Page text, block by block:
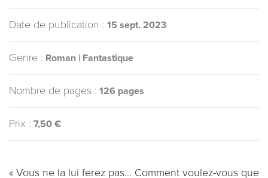
Date de publication : 15 sept. 2023
Genre : Roman | Fantastique
Nombre de pages : 126 pages
Prix : 7,50 €
« Vous ne la lui ferez pas… Comment voulez-vous que